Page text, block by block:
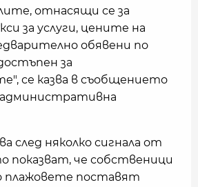
отнасящи се за
за услуги, цените на
обявени по
за
се казва в съобщението
след няколко сигнала от
показват, че собственици
плажовете поставят